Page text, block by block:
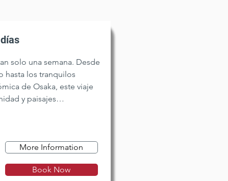
solo una semana. Desde
hasta los tranquilos
de Osaka, este viaje
y paisajes
More Information
Book Now